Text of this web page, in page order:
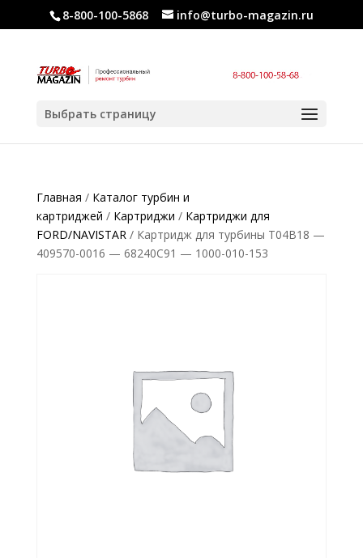
8-800-100-5868 info@turbo-magazin.ru
Выбрать страницу
Главная / Каталог турбин и
картриджей / Картриджи / Картриджи для
FORD/NAVISTAR/ Картридж для турбины T04B18 —
409570-0016 — 68240C91 — 1000-010-153